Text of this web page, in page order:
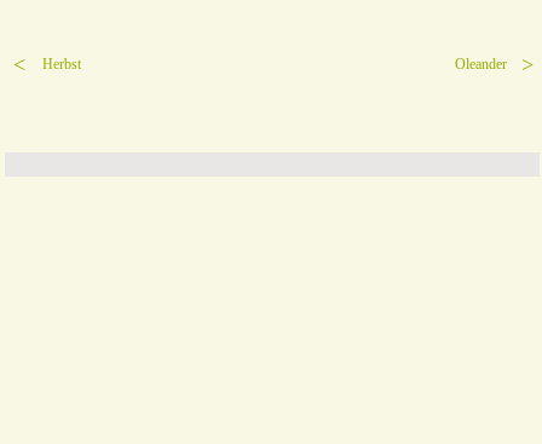
Herbst Oleander